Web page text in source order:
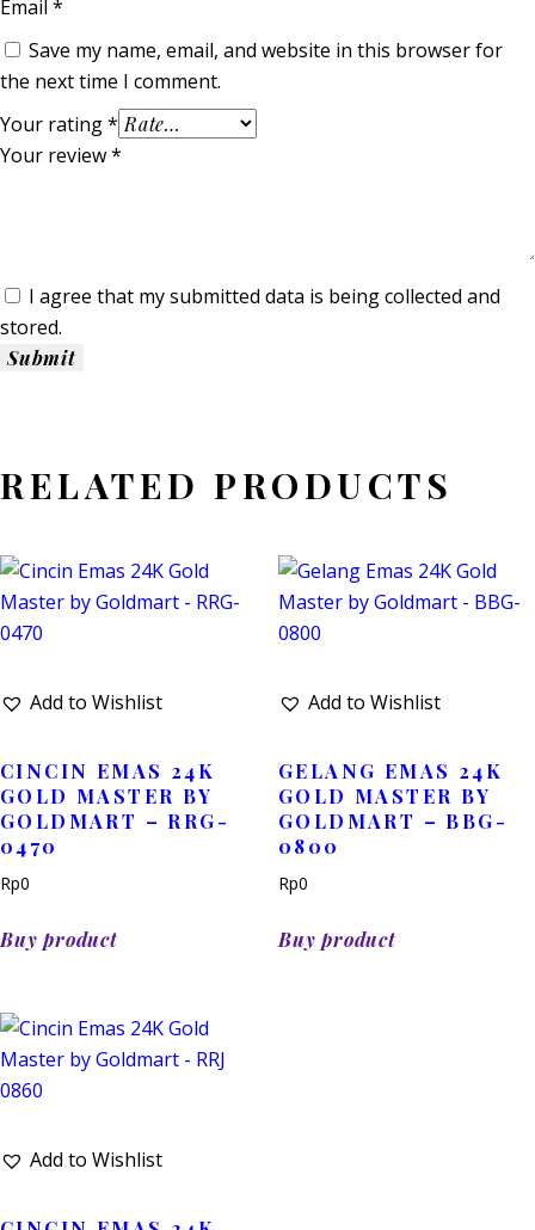
Email *
Save my name, email, and website in this browser for
the next time I comment.
Your rating*
Your review*
I agree that my submitted data is being collected and
stored.
RELATED PRODUCTS
Add to Wishlist
CINCIN EMAS 24K
GOLD MASTER BY
GOLDMART – RRG-
0470
Rp0
Buy product
Add to Wishlist
GELANG EMAS 24K
GOLD MASTER BY
GOLDMART – BBG-
0800
Rp0
Buy product
Add to Wishlist